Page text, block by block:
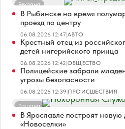
Реклама
В Рыбинске на время
проезд по центру
06.08.2026 12:47|АВТО
Крестный отец из
детей нигерийского принца
06.08.2026 12:42|ОБЩЕСТВО
Полицейские забрали
угрозы безопасности
06.08.2026 12:39|ПРОИСШЕСТВИЯ
Реклама
В Ярославле построят новую
«Новоселки»